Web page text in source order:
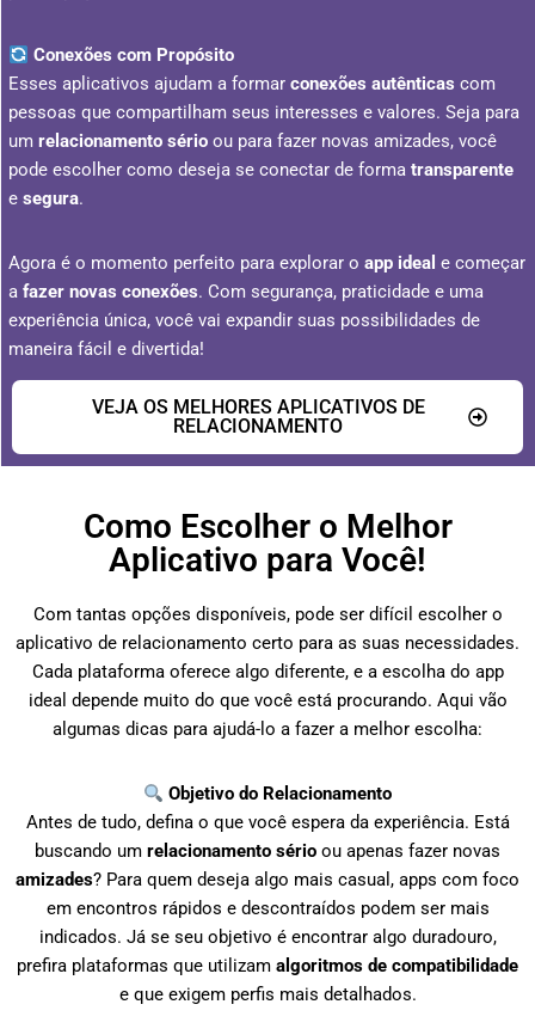
Conexões com Propósito
Esses aplicativos ajudam a formar conexões autênticas com
pessoas que compartilham seus interesses e valores. Seja para
um relacionamento sério ou para fazer novas amizades, você
pode escolher como deseja se conectar de forma transparente
e segura.
Agora é o momento perfeito para explorar o app ideal e começar
a fazer novas conexões. Com segurança, praticidade e uma
experiência única, você vai expandir suas possibilidades de
maneira fácil e divertida!
VEJA OS MELHORES APLICATIVOS DE
RELACIONAMENTO
Como Escolher o Melhor
Aplicativo para Você!
Com tantas opções disponíveis, pode ser difícil escolher o
aplicativo de relacionamento certo para as suas necessidades.
Cada plataforma oferece algo diferente, e a escolha do app
ideal depende muito do que você está procurando. Aqui vão
algumas dicas para ajudá-lo a fazer a melhor escolha:
Objetivo do Relacionamento
Antes de tudo, defina o que você espera da experiência. Está
buscando um relacionamento sério ou apenas fazer novas
amizades? Para quem deseja algo mais casual, apps com foco
em encontros rápidos e descontraídos podem ser mais
indicados. Já se seu objetivo é encontrar algo duradouro,
prefira plataformas que utilizam algoritmos de compatibilidade
e que exigem perfis mais detalhados.